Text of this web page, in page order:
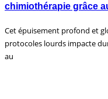
chimiothérapie grâce
Cet épuisement profond et
protocoles lourds impacte
au